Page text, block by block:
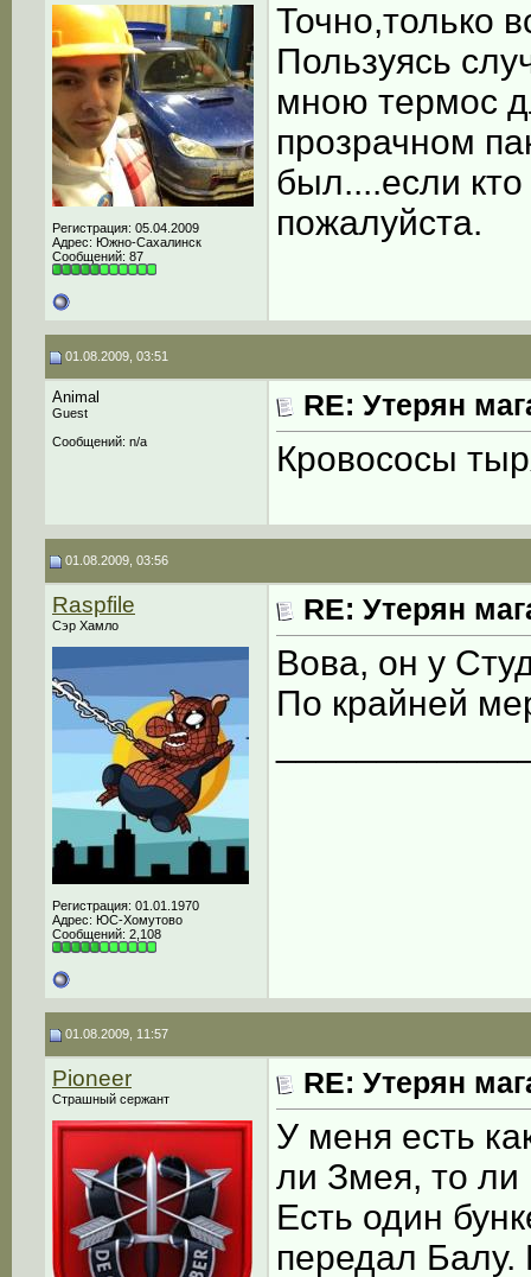
Регистрация: 05.04.2009
Адрес: Южно-Сахалинск
Сообщений: 87
Точно,только
Пользуясь
мною термос
прозрачном
был....если
пожалуйста.
01.08.2009, 03:51
Animal
Guest
Сообщений: n/a
RE: Утерян
Кровососы
01.08.2009, 03:56
Raspfile
Сэр Хамло
Регистрация: 01.01.1970
Адрес: ЮС-Хомутово
Сообщений: 2,108
RE: Утерян
Вова, он у
По крайней
01.08.2009, 11:57
Pioneer
Страшный сержант RE: Утерян
У меня есть
ли Змея, то ли
Есть один
передал Балу.